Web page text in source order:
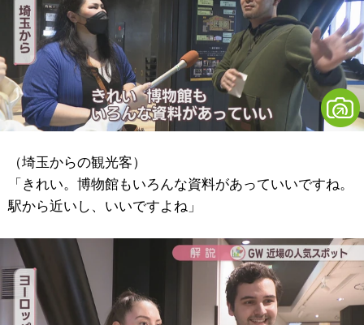
（埼玉からの観光客）
「きれい。博物館もいろんな資料があっていいですね。
駅から近いし、いいですよね」